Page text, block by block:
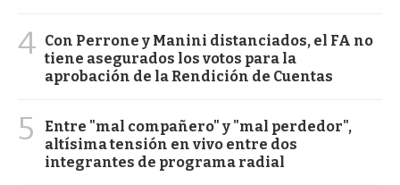
4 Con Perrone y Manini distanciados, el FA no
tiene asegurados los votos para la
aprobación de la Rendición de Cuentas
5
Entre "mal compañero" y "mal perdedor",
altísima tensión en vivo entre dos
integrantes de programa radial